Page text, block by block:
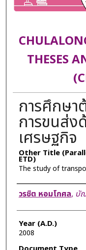
THESES
การศึกษา
การขนส่ง
เศรษฐกิจ
Other Title
ETD)
The study of
Author
วรชิต หอมโกศล, บั
Year (A.D.)
2008